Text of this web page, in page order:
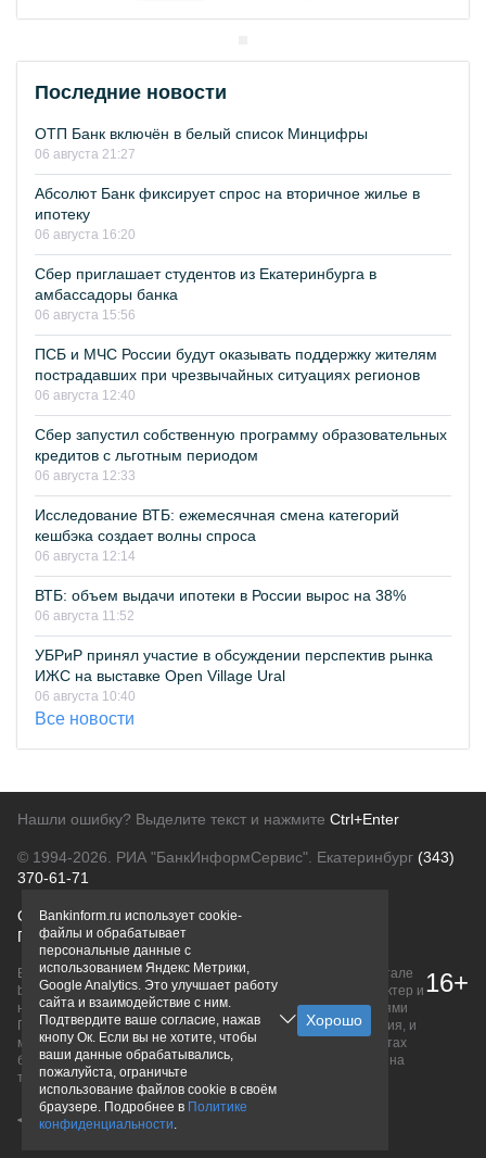
Последние новости
ОТП Банк включён в белый список Минцифры
06 августа 21:27
Абсолют Банк фиксирует спрос на вторичное жилье в
ипотеку
06 августа 16:20
Сбер приглашает студентов из Екатеринбурга в
амбассадоры банка
06 августа 15:56
ПСБ и МЧС России будут оказывать поддержку жителям
пострадавших при чрезвычайных ситуациях регионов
06 августа 12:40
Сбер запустил собственную программу образовательных
кредитов с льготным периодом
06 августа 12:33
Исследование ВТБ: ежемесячная смена категорий
кешбэка создает волны спроса
06 августа 12:14
ВТБ: объем выдачи ипотеки в России вырос на 38%
06 августа 11:52
УБРиР принял участие в обсуждении перспектив рынка
ИЖС на выставке Open Village Ural
06 августа 10:40
Все новости
Нашли ошибку? Выделите текст и нажмите Ctrl+Enter
© 1994-2026. РИА "БанкИнформСервис". Екатеринбург (343)
370-61-71
О проектеПолитика конфиденциальности
Правовая информацияДля рекламодателей
Вся информация о продуктах банков, размещенная на портале
bankinform.ru, носит исключительно ознакомительный характер и
не является публичной офертой, определяемой положениями
ГК РФ. Информация не содержит точного и полного описания, и
может быть изменена. Конечные условия уточняйте на сайтах
банков или при личном обращении. Исключительное право на
товарные знаки принадлежит их правообладателям.
16+
Bankinform.ru использует cookie-
файлы и обрабатывает
персональные данные с
использованием Яндекс Метрики,
Google Analytics. Это улучшает работу
сайта и взаимодействие с ним.
Подтвердите ваше согласие, нажав
кнопу Ок. Если вы не хотите, чтобы
ваши данные обрабатывались,
пожалуйста, ограничьте
использование файлов cookie в своём
браузере. Подробнее в Политике
конфиденциальности.